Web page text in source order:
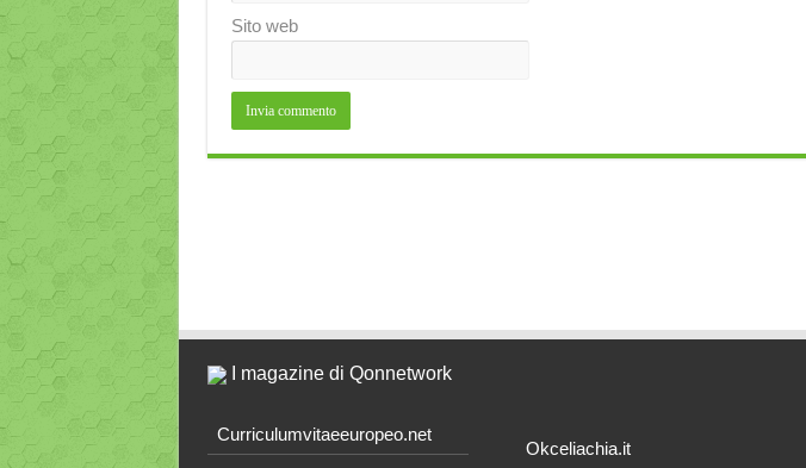
Sito web
I magazine di Qonnetwork
Curriculumvitaeeuropeo.net
Okceliachia.it